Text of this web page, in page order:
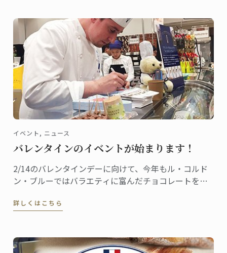
イベント, ニュース
バレンタインのイベントが始まります！
2/14のバレンタインデーに向けて、今年もル・コルド
ン・ブルーではバラエティに富んだチョコレートをご
促イベントが行われ、東京校と神戸校のシェフ講師た
詳しくはこちら